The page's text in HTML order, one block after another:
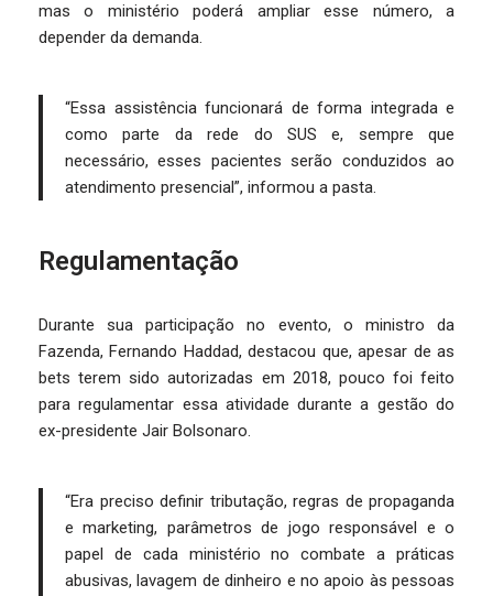
mas o ministério poderá ampliar esse número, a
depender da demanda.
“Essa assistência funcionará de forma integrada e
como parte da rede do SUS e, sempre que
necessário, esses pacientes serão conduzidos ao
atendimento presencial”, informou a pasta.
Regulamentação
Durante sua participação no evento, o ministro da
Fazenda, Fernando Haddad, destacou que, apesar de as
bets terem sido autorizadas em 2018, pouco foi feito
para regulamentar essa atividade durante a gestão do
ex-presidente Jair Bolsonaro.
“Era preciso definir tributação, regras de propaganda
e marketing, parâmetros de jogo responsável e o
papel de cada ministério no combate a práticas
abusivas, lavagem de dinheiro e no apoio às pessoas